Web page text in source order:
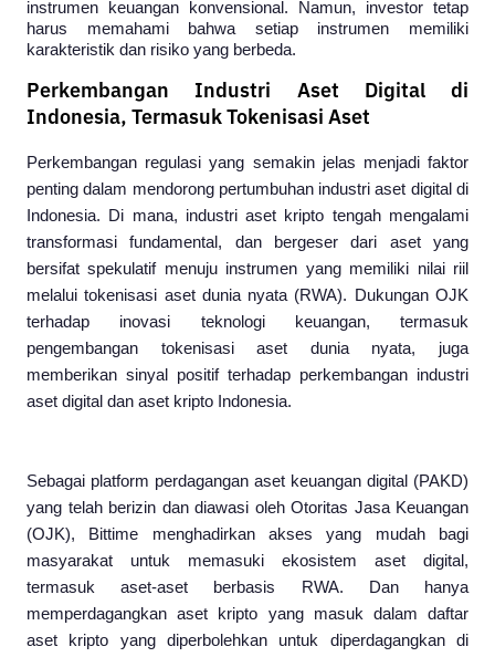
instrumen keuangan konvensional. Namun, investor tetap
harus memahami bahwa setiap instrumen memiliki
karakteristik dan risiko yang berbeda.
Perkembangan Industri Aset Digital di
Indonesia, Termasuk Tokenisasi Aset
Perkembangan regulasi yang semakin jelas menjadi faktor
penting dalam mendorong pertumbuhan industri aset digital di
Indonesia. Di mana, industri aset kripto tengah mengalami
transformasi fundamental, dan bergeser dari aset yang
bersifat spekulatif menuju instrumen yang memiliki nilai riil
melalui tokenisasi aset dunia nyata (RWA). Dukungan OJK
terhadap inovasi teknologi keuangan, termasuk
pengembangan tokenisasi aset dunia nyata, juga
memberikan sinyal positif terhadap perkembangan industri
aset digital dan aset kripto Indonesia.
Sebagai platform perdagangan aset keuangan digital (PAKD)
yang telah berizin dan diawasi oleh Otoritas Jasa Keuangan
(OJK), Bittime menghadirkan akses yang mudah bagi
masyarakat untuk memasuki ekosistem aset digital,
termasuk aset-aset berbasis RWA. Dan hanya
memperdagangkan aset kripto yang masuk dalam daftar
aset kripto yang diperbolehkan untuk diperdagangkan di